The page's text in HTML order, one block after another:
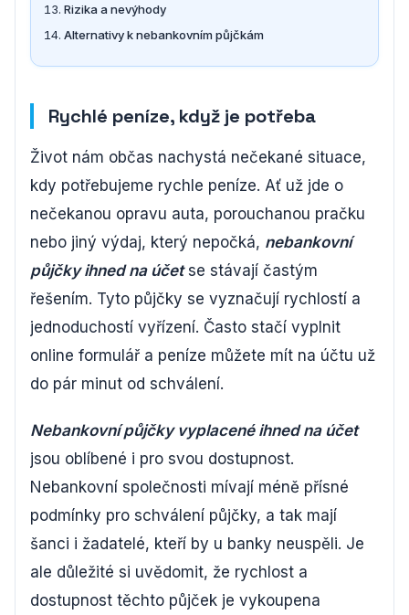
Rizika a nevýhody
Alternativy k nebankovním půjčkám
Rychlé peníze, když je potřeba
Život nám občas nachystá nečekané situace,
kdy potřebujeme rychle peníze. Ať už jde o
nečekanou opravu auta, porouchanou pračku
nebo jiný výdaj, který nepočká, nebankovní
půjčky ihned na účetse stávají častým
řešením. Tyto půjčky se vyznačují rychlostí a
jednoduchostí vyřízení. Často stačí vyplnit
online formulář a peníze můžete mít na účtu už
do pár minut od schválení.
Nebankovní půjčky vyplacené ihned na účet
jsou oblíbené i pro svou dostupnost.
Nebankovní společnosti mívají méně přísné
podmínky pro schválení půjčky, a tak mají
šanci i žadatelé, kteří by u banky neuspěli. Je
ale důležité si uvědomit, že rychlost a
dostupnost těchto půjček je vykoupena